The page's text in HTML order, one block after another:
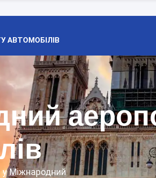
АВТОМОБІЛІВ
у Міжнародний